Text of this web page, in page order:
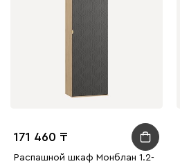
171 460
Распашной шкаф Монблан 1.2-